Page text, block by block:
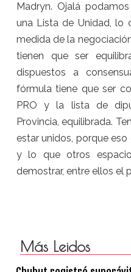
Madryn. Ojalá
una Lista de Unidad, lo
medida de la
tienen que ser
dispuestos a
fórmula tiene que ser
PRO y la lista de
Provincia, equilibrada.
estar unidos, porque
y lo que otros
demostrar, entre ellos el
Más Leidos